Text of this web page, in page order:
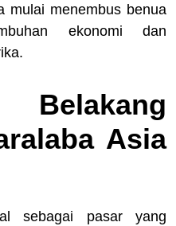
mulai menembus benua
ekonomi dan
Asia
sebagai pasar yang